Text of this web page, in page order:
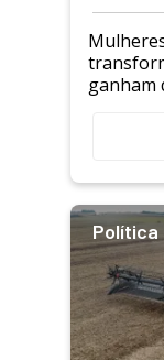
ganham
Política